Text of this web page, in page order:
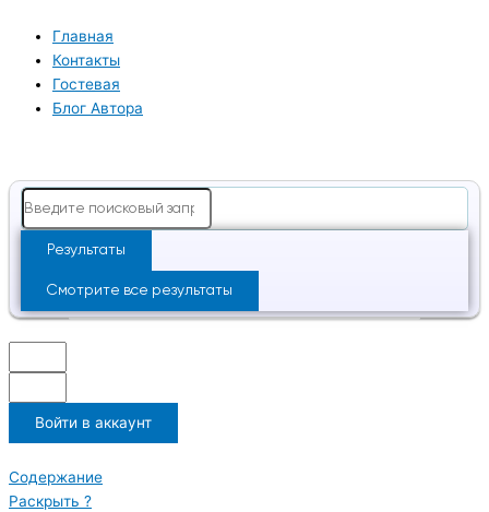
содержимому
Главная
Контакты
Гостевая
Блог Автора
Search
...
Результаты
Смотрите все результаты
Войти в аккаунт
Содержание
Раскрыть ?